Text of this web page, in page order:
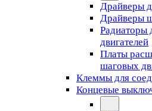
Драйверы
Драйверы
Радиаторы
двигателей
Платы
шаговых
Клеммы для
Концевые